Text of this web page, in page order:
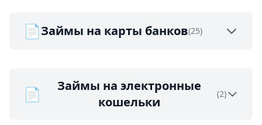
📄Займы на карты банков(25)
📄
Займы на электронные
кошельки
(2)